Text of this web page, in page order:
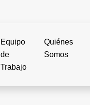
Equipo
de
Trabajo
Quiénes
Somos